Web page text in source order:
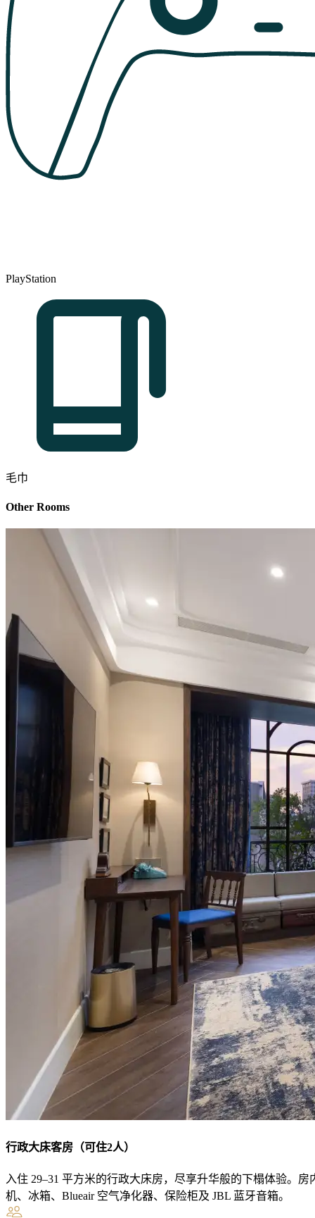
PlayStation
毛巾
Other Rooms
行政大床客房（可住2人）
入住 29–31 平方米的行政大床房，尽享升华般的下榻体验。
机、冰箱、Blueair 空气净化器、保险柜及 JBL 蓝牙音箱。